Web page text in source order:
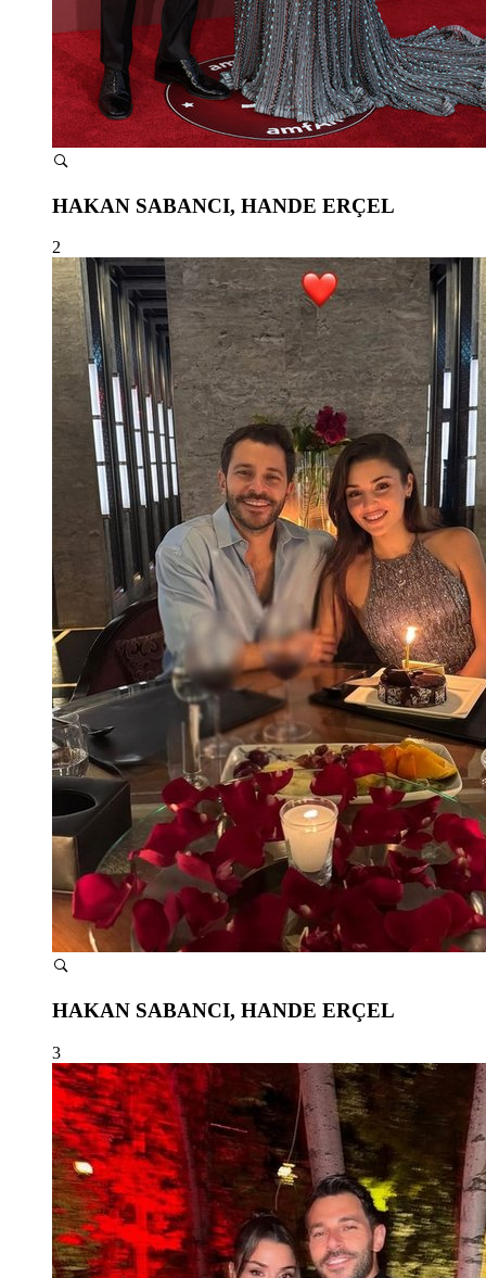
HAKAN SABANCI, HANDE ERÇEL
2
HAKAN SABANCI, HANDE ERÇEL
3